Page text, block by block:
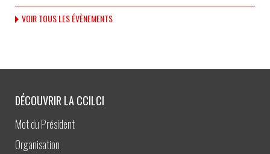
VOIR TOUS LES ÉVÈNEMENTS
DÉCOUVRIR LA CCILCI
Mot du Président
Organisation